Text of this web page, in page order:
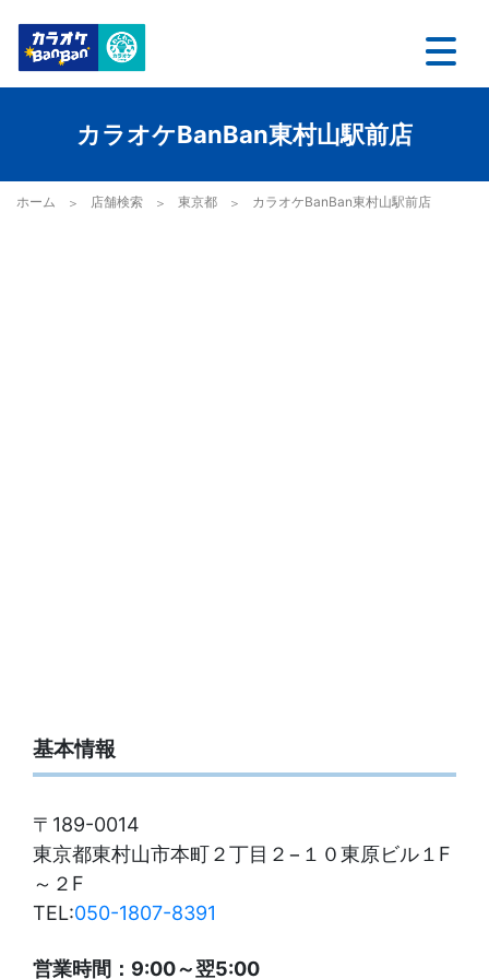
カラオケBanBan東村山駅前店
ホーム 店舗検索 東京都 カラオケBanBan東村山駅前店
基本情報
〒189-0014
東京都東村山市本町２丁目２−１０東原ビル１F
～２F
TEL:050-1807-8391
営業時間：9:00～翌5:00